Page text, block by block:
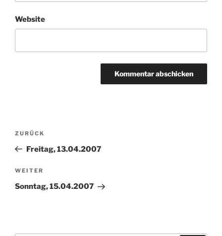
Website
Beitragsnavigation
Vorheriger
Beitrag
ZURÜCK
Freitag, 13.04.2007
Nächster
Beitrag
WEITER
Sonntag, 15.04.2007